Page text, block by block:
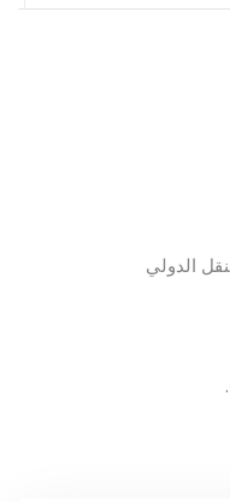
الدولي